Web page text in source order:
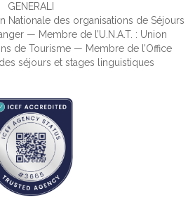
GENERALI
Nationale des organisations de Séjours
— Membre de l’U.N.A.T. : Union
de Tourisme — Membre de l’Office
séjours et stages linguistiques